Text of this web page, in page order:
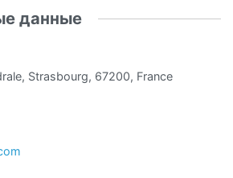
данные
Strasbourg, 67200, France